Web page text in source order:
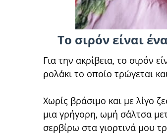
Το σιρόν είναι
Για την ακρίβεια, το σιρόν
ρολάκι το οποίο τρώγεται
Χωρίς βράσιμο και με λίγο
μια γρήγορη, ωμή σάλτσα
σερβίρω στα γιορτινά μου